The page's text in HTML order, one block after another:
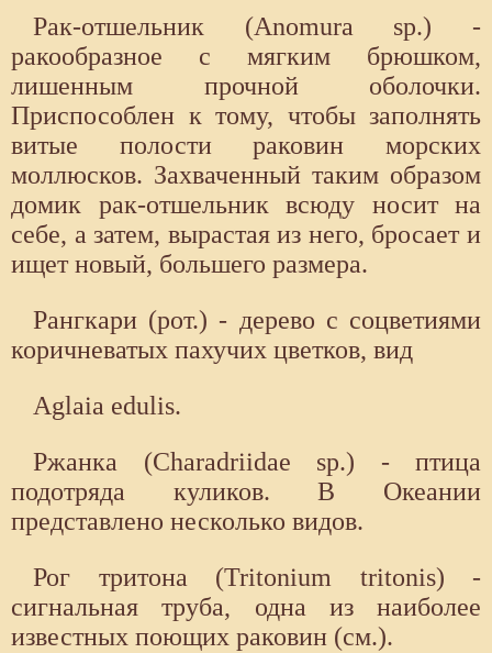
Рак-отшельник (Anomura sp.) -
ракообразное с мягким брюшком,
лишенным прочной оболочки.
Приспособлен к тому, чтобы заполнять
витые полости раковин морских
моллюсков. Захваченный таким образом
домик рак-отшельник всюду носит на
себе, а затем, вырастая из него, бросает и
ищет новый, большего размера.
Рангкари (рот.) - дерево с соцветиями
коричневатых пахучих цветков, вид
Aglaia edulis.
Ржанка (Charadriidae sp.) - птица
подотряда куликов. В Океании
представлено несколько видов.
Рог тритона (Tritonium tritonis) -
сигнальная труба, одна из наиболее
известных поющих раковин (см.).